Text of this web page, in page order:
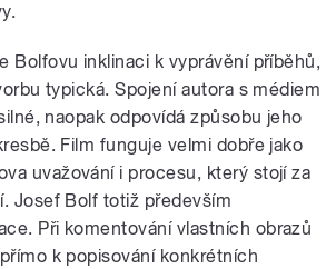
Bolfovu inklinaci k vyprávění příběhů,
typická. Spojení autora s médiem
naopak odpovídá způsobu jeho
Film funguje velmi dobře jako
uvažování i procesu, který stojí za
Josef Bolf totiž především
Při komentování vlastních obrazů
k popisování konkrétních